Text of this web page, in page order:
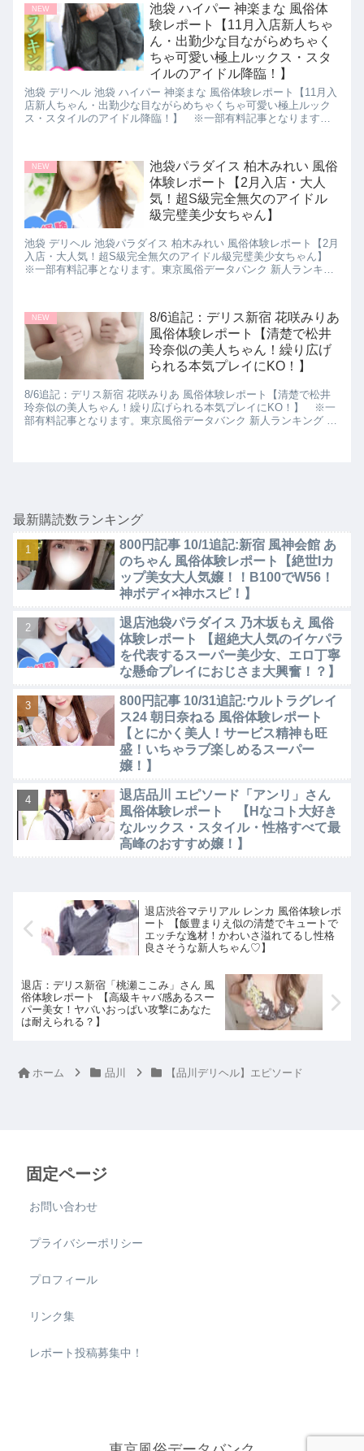
NEW
池袋 ハイパー 神楽まな 風俗体
験レポート【11月入店新人ちゃ
ん・出勤少な目ながらめちゃく
ちゃ可愛い極上ルックス・スタ
イルのアイドル降臨！】
池袋 デリヘル 池袋 ハイパー 神楽まな 風俗体験レポート【11月入
店新人ちゃん・出勤少な目ながらめちゃくちゃ可愛い極上ルック
ス・スタイルのアイドル降臨！】 ※一部有料記事となります。
NEW
池袋パラダイス 柏木みれい 風俗
体験レポート【2月入店・大人
気！超S級完全無欠のアイドル
級完璧美少女ちゃん】
池袋 デリヘル 池袋パラダイス 柏木みれい 風俗体験レポート【2月
入店・大人気！超S級完全無欠のアイドル級完璧美少女ちゃん】
※一部有料記事となります。東京風俗データバンク 新人ランキン
NEW
8/6追記：デリス新宿 花咲みりあ
風俗体験レポート【清楚で松井
玲奈似の美人ちゃん！繰り広げ
られる本気プレイにKO！】
8/6追記：デリス新宿 花咲みりあ 風俗体験レポート【清楚で松井
玲奈似の美人ちゃん！繰り広げられる本気プレイにKO！】 ※一
部有料記事となります。東京風俗データバンク 新人ランキング お
最新購読数ランキング
800円記事 10/1追記:新宿 風神会館 あ
のちゃん 風俗体験レポート【絶世Iカ
ップ美女大人気嬢！！B100でW56！
神ボディ×神ホスピ！】
退店池袋パラダイス 乃木坂もえ 風俗
体験レポート 【超絶大人気のイケパラ
を代表するスーパー美少女、エロ丁寧
な懸命プレイにおじさま大興奮！？】
800円記事 10/31追記:ウルトラグレイ
ス24 朝日奈ねる 風俗体験レポート
【とにかく美人！サービス精神も旺
盛！いちゃラブ楽しめるスーパー
嬢！】
退店品川 エピソード「アンリ」さん
風俗体験レポート 【Hなコト大好き
なルックス・スタイル・性格すべて最
高峰のおすすめ嬢！】
退店渋谷マテリアル レンカ 風俗体験レポ
ート 【飯豊まりえ似の清楚でキュートで
エッチな逸材！かわいさ溢れてるし性格
良さそうな新人ちゃん♡】
退店：デリス新宿「桃瀬ここみ」さん 風
俗体験レポート 【高級キャバ感あるスー
パー美女！ヤバいおっぱい攻撃にあなた
は耐えられる？】
ホーム 品川 【品川デリヘル】エピソード
固定ページ
お問い合わせ
プライバシーポリシー
プロフィール
リンク集
レポート投稿募集中！